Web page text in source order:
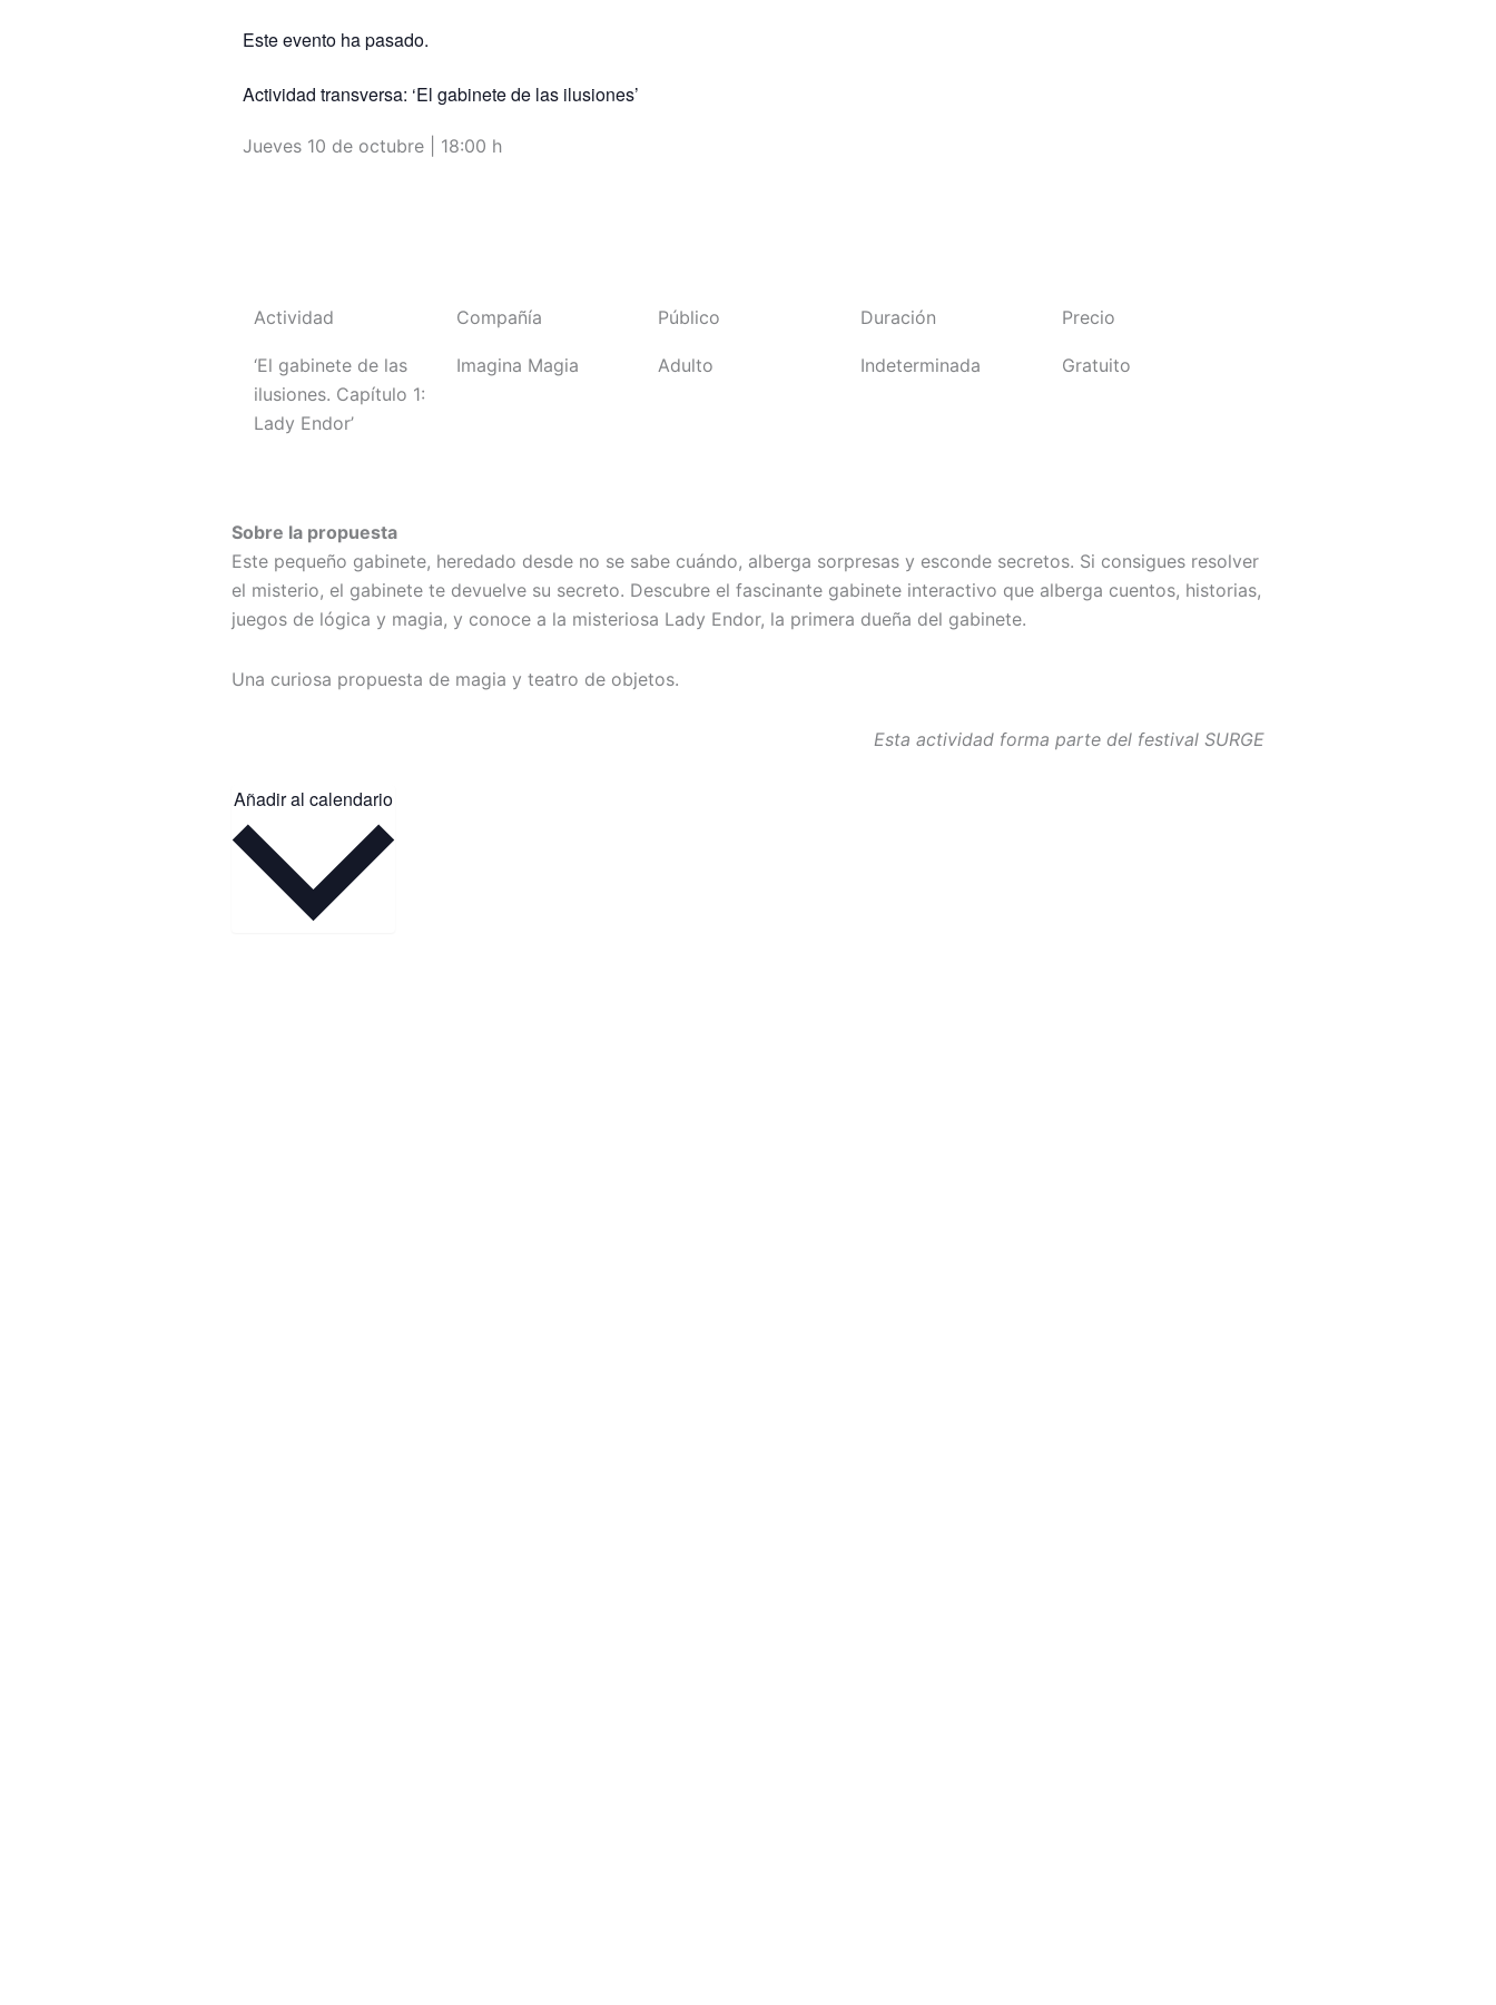
Este evento ha pasado.
Actividad transversa: ‘El gabinete de las ilusiones’
Jueves 10 de octubre | 18:00 h
Actividad
‘El gabinete de las
ilusiones. Capítulo 1:
Lady Endor’
Compañía
Imagina Magia
Público
Adulto
Duración
Indeterminada
Precio
Gratuito
Sobre la propuesta
Este pequeño gabinete, heredado desde no se sabe cuándo, alberga sorpresas y esconde secretos. Si consigues resolver
el misterio, el gabinete te devuelve su secreto. Descubre el fascinante gabinete interactivo que alberga cuentos, historias,
juegos de lógica y magia, y conoce a la misteriosa Lady Endor, la primera dueña del gabinete.
Una curiosa propuesta de magia y teatro de objetos.
Esta actividad forma parte del festival SURGE